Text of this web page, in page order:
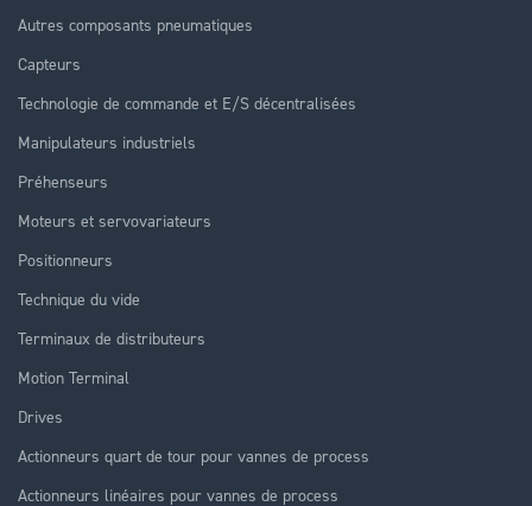
Autres composants pneumatiques
Capteurs
Technologie de commande et E/S décentralisées
Manipulateurs industriels
Préhenseurs
Moteurs et servovariateurs
Positionneurs
Technique du vide
Terminaux de distributeurs
Motion Terminal
Drives
Actionneurs quart de tour pour vannes de process
Actionneurs linéaires pour vannes de process